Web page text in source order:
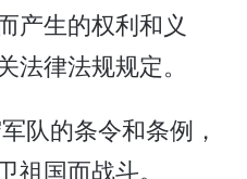
产生的权利和义
法律法规规定。
队的条令和条例，
祖国而战斗。